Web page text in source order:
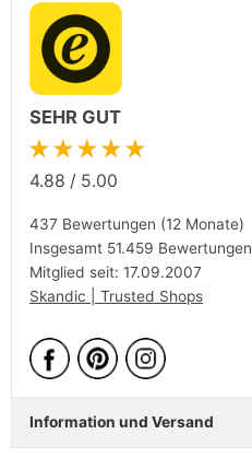
SEHR GUT
★★★★★
4.88 / 5.00
437 Bewertungen (12 Monate)
Insgesamt 51.459 Bewertungen
Mitglied seit: 17.09.2007
Skandic | Trusted Shops
Information und Versand